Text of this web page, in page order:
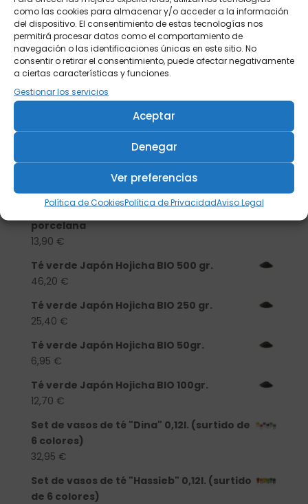
como las cookies para almacenar y/o acceder a la información
del dispositivo. El consentimiento de estas tecnologías nos
permitirá procesar datos como el comportamiento de
navegación o las identificaciones únicas en este sitio. No
consentir o retirar el consentimiento, puede afectar negativamente
a ciertas características y funciones.
Gestionar los servicios
Aceptar
Denegar
Ver preferencias
Política de CookiesPolítica de PrivacidadAviso Legal
Tisanera "Christmas Cats" 0,25l.
porcelana
13,90 €
Té verde Japón Hojicha BIO 500 gr.
46,20 €
Té verde Japón Hojicha BIO 250 gr.
25,40 €
Té verde Japón Hojicha BIO 50gr.
6,95 €
Té verde Japón Hojicha BIO 100gr.
12,70 €
Set de vasos de té "Dina" 0,12l. (surtido de
6 colores)
32,95 €
Set de vasos de té "Hassieb" 0,12l. (surtido
de 6 colores)